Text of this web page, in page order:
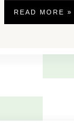
READ MORE »